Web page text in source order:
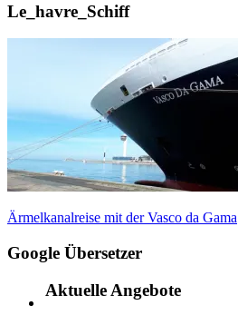
Le_havre_Schiff
Beitragsnavigation
Vorheriger
Ärmelkanalreise mit der Vasco da Gama
Google Übersetzer
Aktuelle Angebote